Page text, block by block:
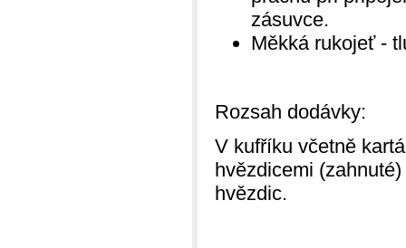
zásuvce.
Měkká rukojeť -
Rozsah dodávky:
V kufříku včetně
hvězdicemi
hvězdic.